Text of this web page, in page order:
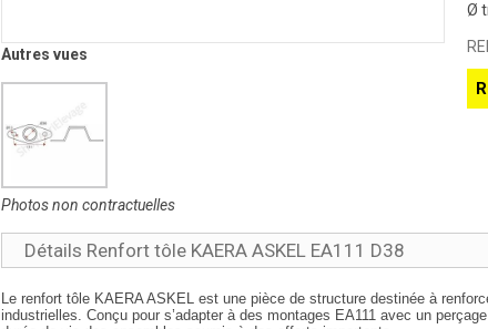
Autres vues
Photos non contractuelles
Ø
Détails Renfort tôle KAERA ASKEL EA111 D38
Le renfort tôle KAERA ASKEL est une pièce de structure destinée à
industrielles. Conçu pour s’adapter à des montages EA111 avec un